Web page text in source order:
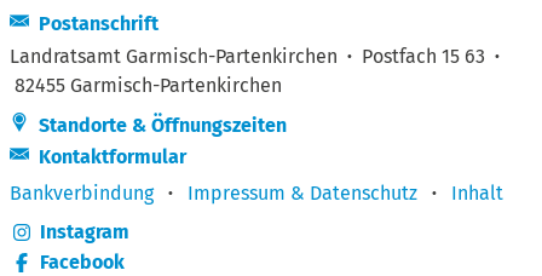
Postanschrift
Landratsamt Garmisch-Partenkirchen · Postfach 15 63 ·
82455 Garmisch-Partenkirchen
Standorte & Öffnungszeiten
Kontaktformular
Bankverbindung
· Impressum & Datenschutz ·
Inhalt
Instagram
Facebook